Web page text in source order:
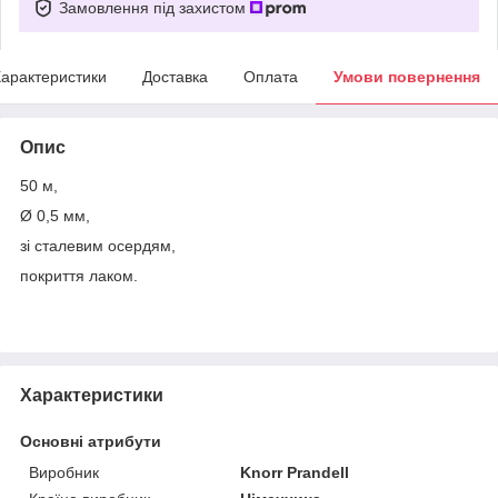
Замовлення під захистом
Доставка Оплата Умови повернення
Опис
50 м,
Ø 0,5 мм,
зі сталевим осердям,
покриття лаком.
Характеристики
Основні атрибути
Виробник
Knorr Prandell